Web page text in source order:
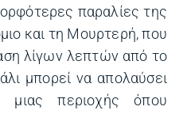
παραλίες της
και τη Μουρτερή, που
λίγων λεπτών από το
μπορεί να απολαύσει
μιας περιοχής όπου